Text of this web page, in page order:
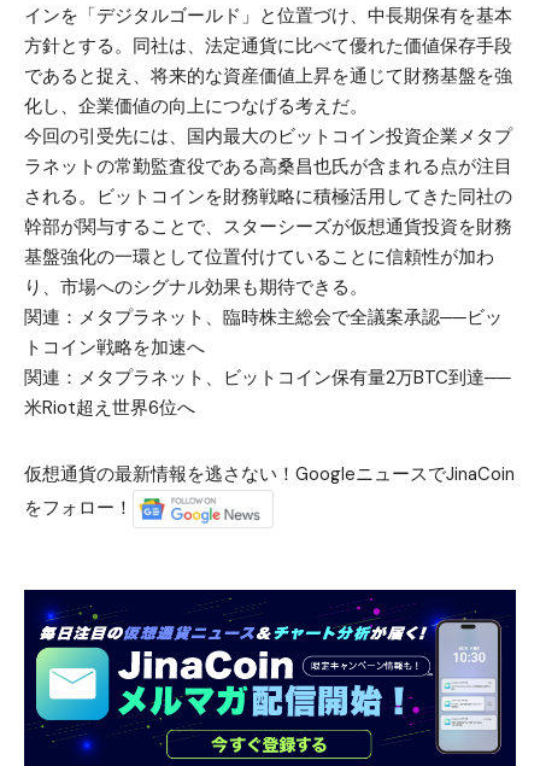
インを「デジタルゴールド」と位置づけ、中長期保有を基本
方針とする。同社は、法定通貨に比べて優れた価値保存手段
であると捉え、将来的な資産価値上昇を通じて財務基盤を強
化し、企業価値の向上につなげる考えだ。
今回の引受先には、国内最大のビットコイン投資企業メタプ
ラネットの常勤監査役である高桑昌也氏が含まれる点が注目
される。ビットコインを財務戦略に積極活用してきた同社の
幹部が関与することで、スターシーズが仮想通貨投資を財務
基盤強化の一環として位置付けていることに信頼性が加わ
り、市場へのシグナル効果も期待できる。
関連： メタプラネット、臨時株主総会で全議案承認──ビッ
トコイン戦略を加速へ
関連： メタプラネット、ビットコイン保有量2万BTC到達──
米Riot超え世界6位へ
仮想通貨の最新情報を逃さない！GoogleニュースでJinaCoin
をフォロー！